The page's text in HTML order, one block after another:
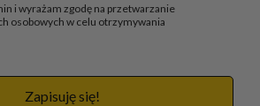
i wyrażam zgodę na przetwarzanie
osobowych w celu otrzymywania
Zapisuję się!